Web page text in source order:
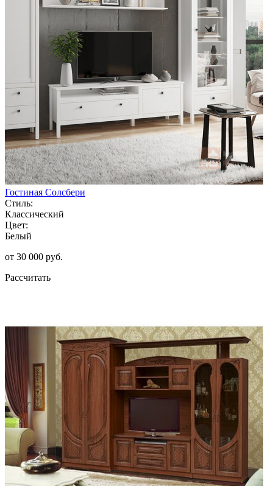
Гостиная Солсбери
Стиль:
Классический
Цвет:
Белый
от 30 000 руб.
Рассчитать